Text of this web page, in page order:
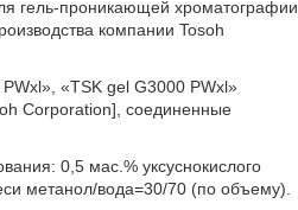
гель-проникающей хроматографии
компании Tosoh
«TSK gel G3000 PWxl»
Corporation], соединенные
0,5 мас.% уксуснокислого
метанол/вода=30/70 (по объему).